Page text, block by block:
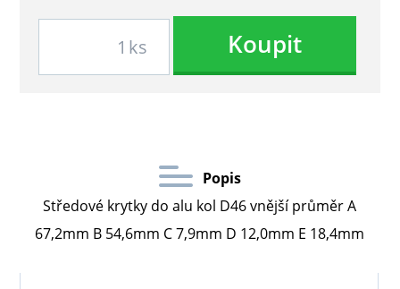
ks Koupit
Popis
Středové krytky do alu kol D46 vnější průměr A
67,2mm B 54,6mm C 7,9mm D 12,0mm E 18,4mm